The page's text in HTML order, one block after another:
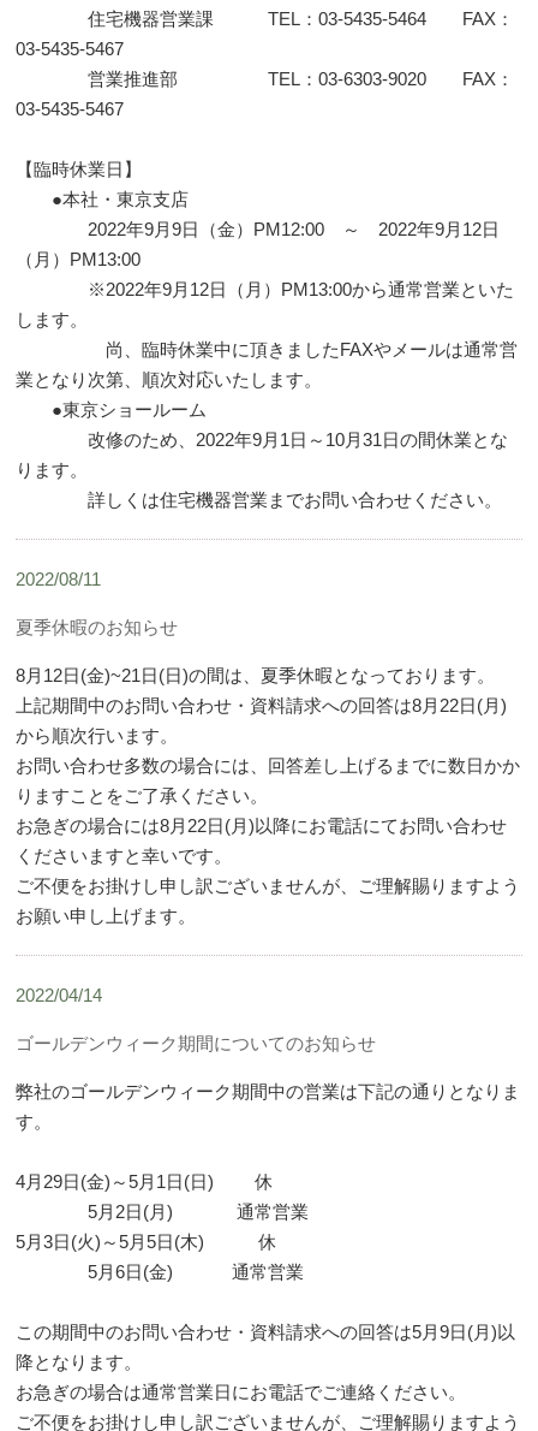
住宅機器営業課 TEL：03-5435-5464 FAX：
03-5435-5467
営業推進部 TEL：03-6303-9020 FAX：
03-5435-5467
【臨時休業日】
●本社・東京支店
2022年9月9日（金）PM12:00 ～ 2022年9月12日
（月）PM13:00
※2022年9月12日（月）PM13:00から通常営業といた
します。
尚、臨時休業中に頂きましたFAXやメールは通常営
業となり次第、順次対応いたします。
●東京ショールーム
改修のため、2022年9月1日～10月31日の間休業とな
ります。
詳しくは住宅機器営業までお問い合わせください。
2022/08/11
夏季休暇のお知らせ
8月12日(金)~21日(日)の間は、夏季休暇となっております。
上記期間中のお問い合わせ・資料請求への回答は8月22日(月)
から順次行います。
お問い合わせ多数の場合には、回答差し上げるまでに数日かか
りますことをご了承ください。
お急ぎの場合には8月22日(月)以降にお電話にてお問い合わせ
くださいますと幸いです。
ご不便をお掛けし申し訳ございませんが、ご理解賜りますよう
お願い申し上げます。
2022/04/14
ゴールデンウィーク期間についてのお知らせ
弊社のゴールデンウィーク期間中の営業は下記の通りとなりま
す。
4月29日(金)～5月1日(日) 休
5月2日(月) 通常営業
5月3日(火)～5月5日(木) 休
5月6日(金) 通常営業
この期間中のお問い合わせ・資料請求への回答は5月9日(月)以
降となります。
お急ぎの場合は通常営業日にお電話でご連絡ください。
ご不便をお掛けし申し訳ございませんが、ご理解賜りますよう